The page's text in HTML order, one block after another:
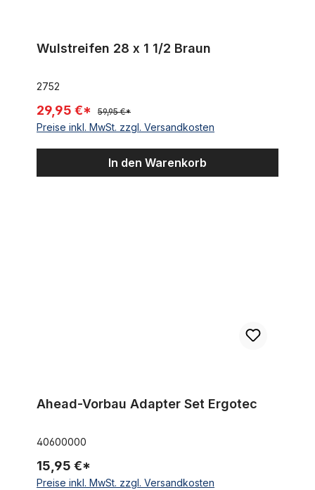
Wulstreifen 28 x 1 1/2 Braun
2752
29,95 €* 59,95 €*
Preise inkl. MwSt. zzgl. Versandkosten
In den Warenkorb
Ahead-Vorbau Adapter Set Ergotec
40600000
15,95 €*
Preise inkl. MwSt. zzgl. Versandkosten